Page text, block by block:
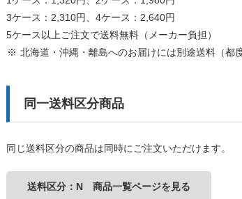
3ケース：2,310円、4ケース：2,640円
5ケース以上ご注文で送料無料（メーカー負担）
北海道・沖縄・離島へのお届けには別途送料（都
同一送料区分商品
同じ送料区分の商品は同時にご注文いただけます。
送料区分：N 商品一覧ページを見る